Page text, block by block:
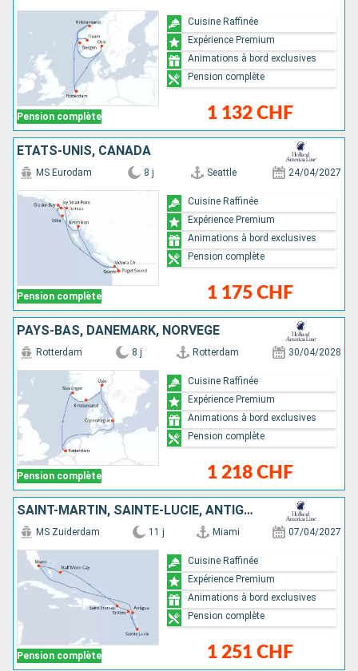
Pension complète 1 132 CHF
Cuisine Raffinée
Expérience Premium
Animations à bord exclusives
Pension complète
ÉTATS-UNIS, CANADA
Pension complète
MS Eurodam 8 j Seattle 24/04/2027
1 175 CHF
Cuisine Raffinée
Expérience Premium
Animations à bord exclusives
Pension complète
PAYS-BAS, DANEMARK, NORVÈGE
Pension complète
Rotterdam 8 j Rotterdam 30/04/2028
1 218 CHF
Cuisine Raffinée
Expérience Premium
Animations à bord exclusives
Pension complète
SAINT-MARTIN, SAINTE-LUCIE, ANTIGUA-ET-BARBUDA, SAINT-THOMAS, BAHAMAS, ÉTATS-UNIS
Pension complète
MS Zuiderdam 11 j Miami 07/04/2027
1 251 CHF
Cuisine Raffinée
Expérience Premium
Animations à bord exclusives
Pension complète